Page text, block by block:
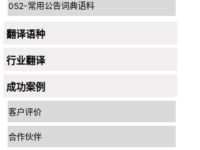
052-常用公告词典语料
翻译语种
行业翻译
成功案例
客户评价
合作伙伴